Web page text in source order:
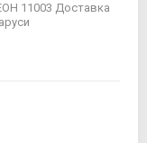
11003 Доставка